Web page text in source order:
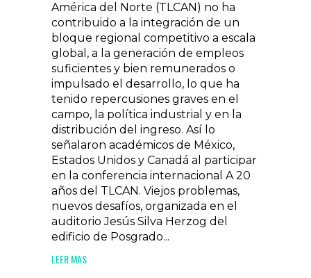
América del Norte (TLCAN) no ha
contribuido a la integración de un
bloque regional competitivo a escala
global, a la generación de empleos
suficientes y bien remunerados o
impulsado el desarrollo, lo que ha
tenido repercusiones graves en el
campo, la política industrial y en la
distribución del ingreso. Así lo
señalaron académicos de México,
Estados Unidos y Canadá al participar
en la conferencia internacional A 20
años del TLCAN. Viejos problemas,
nuevos desafíos, organizada en el
auditorio Jesús Silva Herzog del
edificio de Posgrado...
LEER MAS